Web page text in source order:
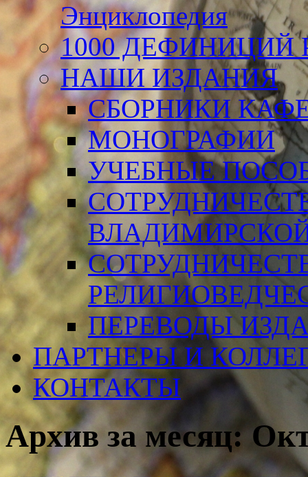
Энциклопедия
1000 ДЕФИНИЦИЙ
НАШИ ИЗДАНИЯ
СБОРНИКИ
МОНОГРАФИИ
УЧЕБНЫЕ
ПЕРЕВОДЫ
ПАРТНЕРЫ И
КОНТАКТЫ
Архив за месяц: